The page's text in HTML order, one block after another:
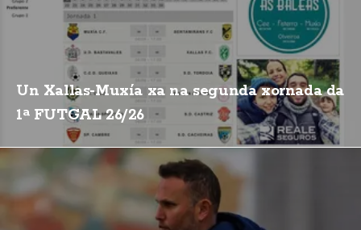
Un Xallas-Muxía xa na segunda xornada da
1ª FUTGAL 26/26